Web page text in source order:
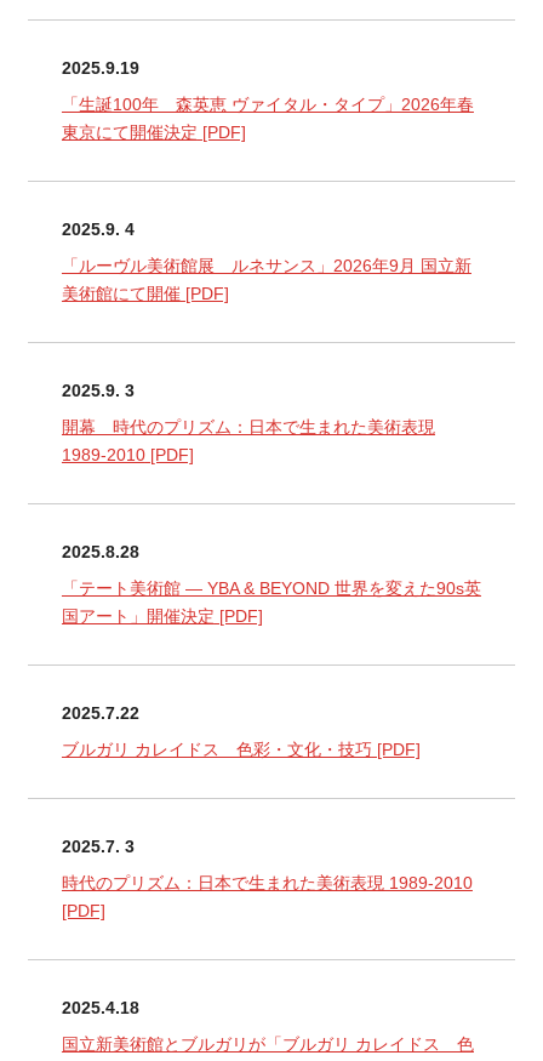
2025.9.19
「生誕100年 森英恵 ヴァイタル・タイプ」2026年春
東京にて開催決定 [PDF]
2025.9. 4
「ルーヴル美術館展 ルネサンス」2026年9月 国立新
美術館にて開催[PDF]
2025.9. 3
開幕 時代のプリズム：日本で生まれた美術表現
1989-2010[PDF]
2025.8.28
「テート美術館 ― YBA & BEYOND 世界を変えた90s英
国アート」開催決定 [PDF]
2025.7.22
ブルガリ カレイドス 色彩・文化・技巧[PDF]
2025.7. 3
時代のプリズム：日本で生まれた美術表現 1989-2010
[PDF]
2025.4.18
国立新美術館とブルガリが「ブルガリ カレイドス 色